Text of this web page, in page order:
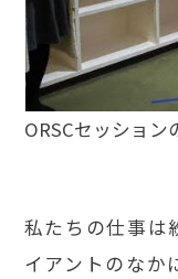
ORSCセッション
私たちの仕事は
イアントのなか